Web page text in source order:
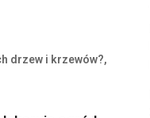
drzew i krzewów?,